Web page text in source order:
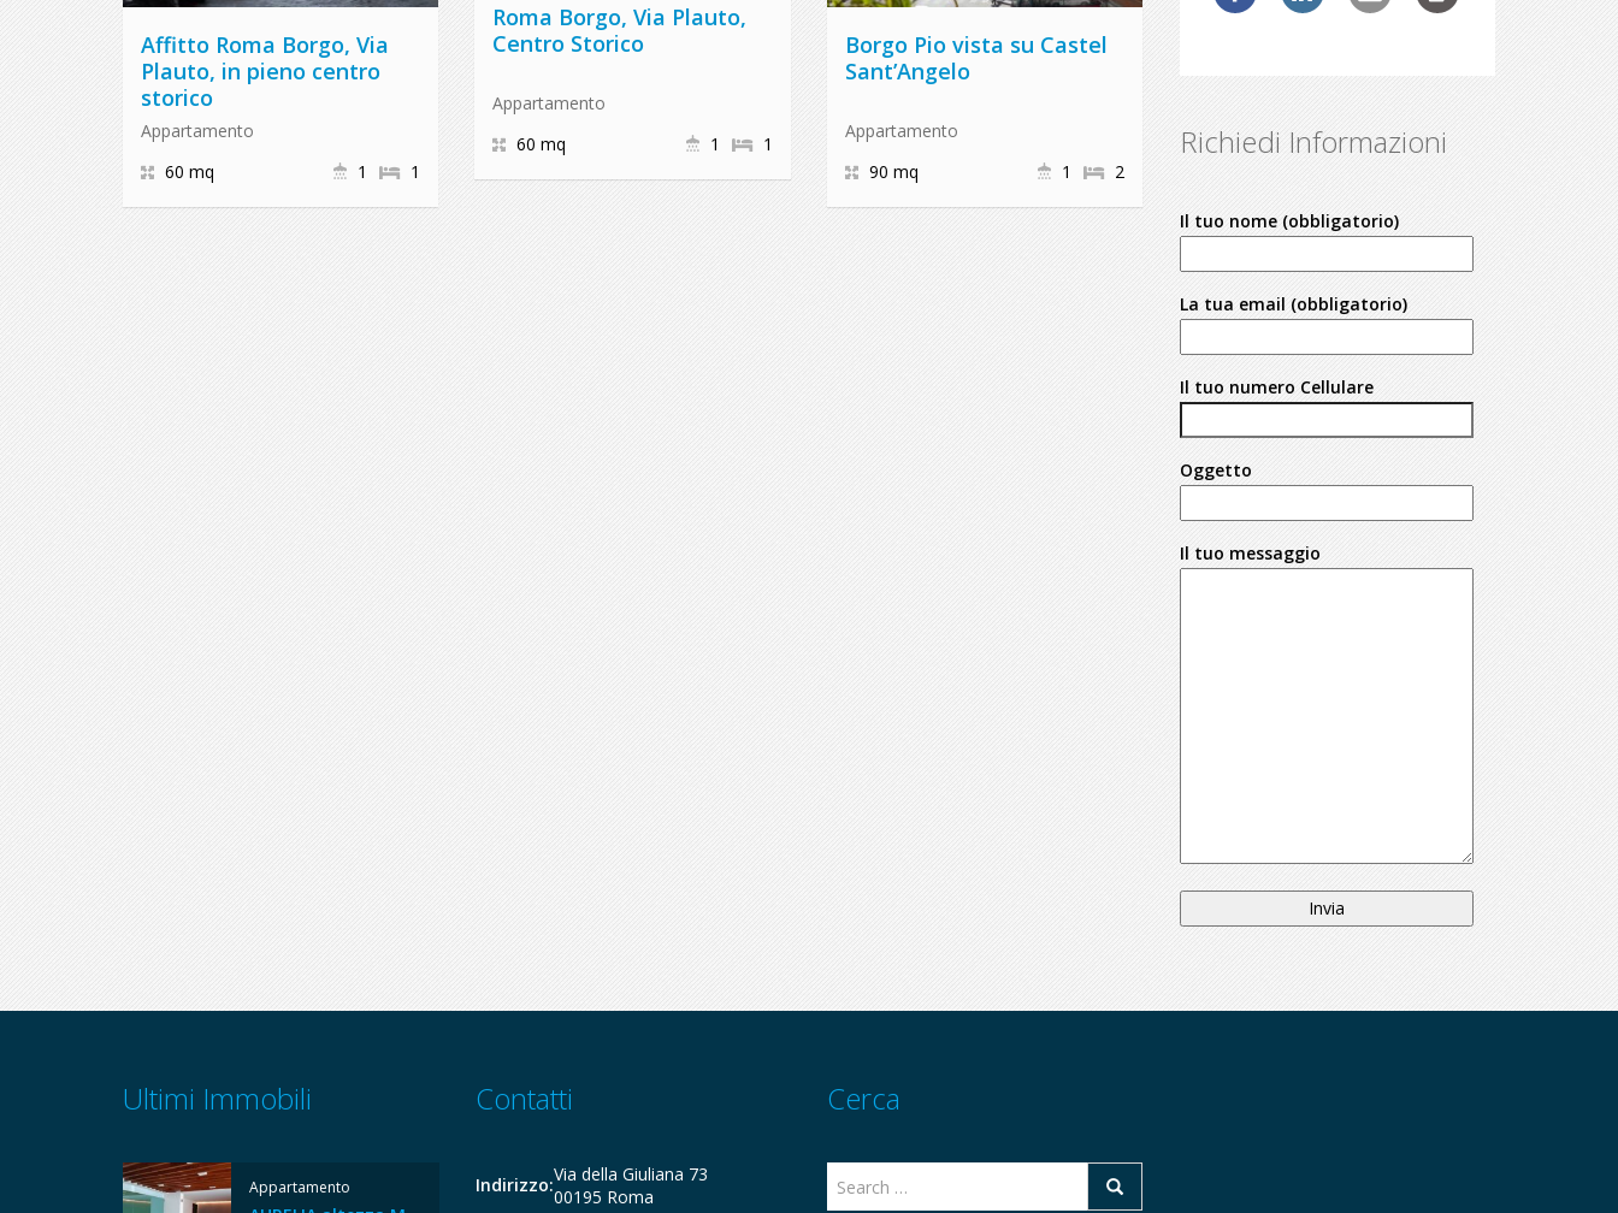
Affitto Roma Borgo, Via
Plauto, in pieno centro
storico
Appartamento
60 mq
1
1
Roma Borgo, Via Plauto,
Centro Storico
Appartamento
60 mq
1
1
Borgo Pio vista su Castel
Sant’Angelo
Appartamento
90 mq
2
1
Richiedi Informazioni
Il tuo nome (obbligatorio)
La tua email (obbligatorio)
Il tuo numero Cellulare
Oggetto
Il tuo messaggio
Ultimi Immobili
Appartamento
Contatti
Indirizzo:Via della Giuliana 73
00195 Roma
Cerca